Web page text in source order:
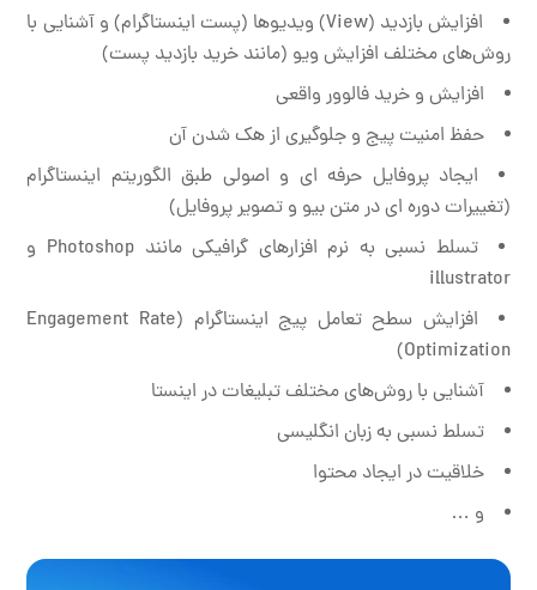
افزایش بازدید (View) ویدیوها (پست اینستاگرام) و آشنایی با
روش‌های مختلف افزایش ویو (مانند خرید بازدید پست)
افزایش و خرید فالوور واقعی
حفظ امنیت پیج و جلوگیری از هک شدن آن
ایجاد پروفایل حرفه ای و اصولی طبق الگوریتم اینستاگرام
(تغییرات دوره ای در متن بیو و تصویر پروفایل)
تسلط نسبی به نرم افزارهای گرافیکی مانند Photoshop و
illustrator
افزایش سطح تعامل پیج اینستاگرام (Engagement Rate
Optimization)
آشنایی با روش‌های مختلف تبلیغات در اینستا
تسلط نسبی به زبان انگلیسی
خلاقیت در ایجاد محتوا
و …